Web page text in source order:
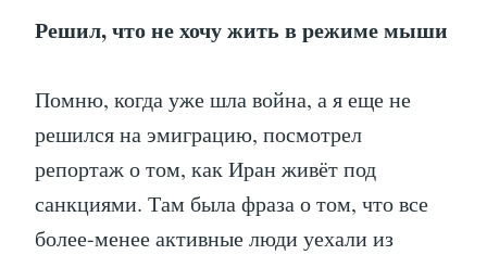
Решил, что не хочу жить в режиме мыши
Помню, когда уже шла война, а я еще не
решился на эмиграцию, посмотрел
репортаж о том, как Иран живёт под
санкциями. Там была фраза о том, что все
более-менее активные люди уехали из